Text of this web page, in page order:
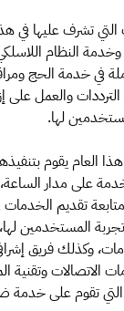
تشرف عليها في
وخدمة النظام
في خدمة الحج
والعمل على
لها.
العام يقوم
على مدار
تقديم
المستخدمين
وكذلك فريق
وتقنية
تقوم على خدمة